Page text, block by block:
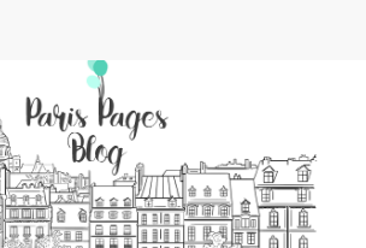
pages
blog